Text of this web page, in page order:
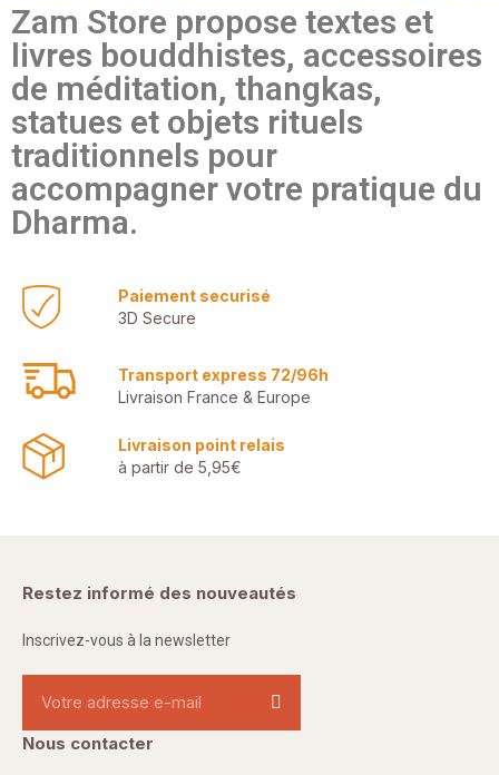
Zam Store propose textes et
livres bouddhistes, accessoires
de méditation, thangkas,
statues et objets rituels
traditionnels pour
accompagner votre pratique du
Dharma.
Paiement securisé
3D Secure
Transport express 72/96h
Livraison France & Europe
Livraison point relais
à partir de 5,95€
Restez informé des nouveautés
Inscrivez-vous à la newsletter
Nous contacter